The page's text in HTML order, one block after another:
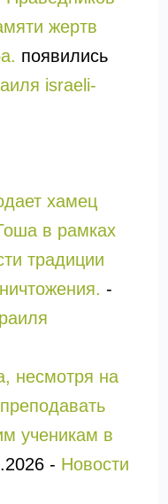
жертв
появились
israeli-
хамец
в рамках
традиции
-
несмотря на
ученикам в
- Новости